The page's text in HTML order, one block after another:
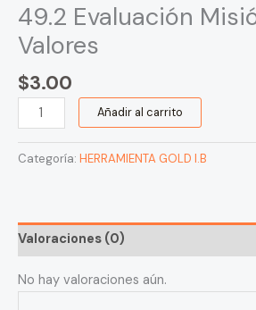
49.2 Evaluación
Valores
$3.00
Añadir al carrito
Categoría: HERRAMIENTA GOLD I.B
Valoraciones (0)
No hay valoraciones aún.